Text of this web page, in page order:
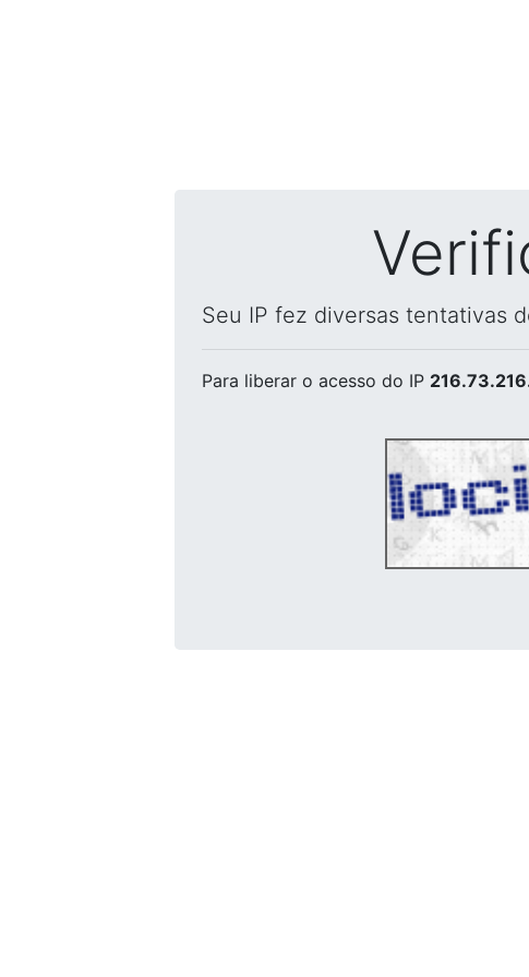
Seu IP fez diversas tentativas
Para liberar o acesso do IP